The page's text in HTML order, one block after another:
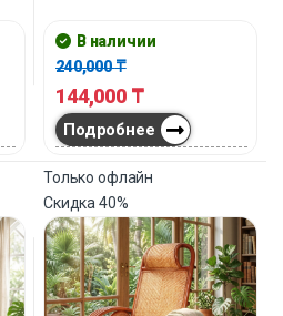
В наличии
240,000₸
144,000 ₸
Подробнее
Только офлайн
Скидка40%